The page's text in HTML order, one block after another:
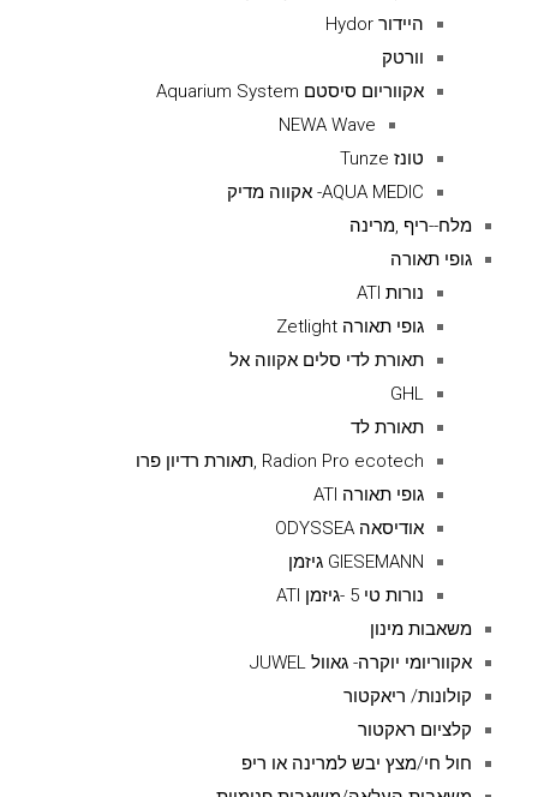
היידור Hydor
וורטק
אקווריום סיסטם Aquarium System
NEWA Wave
טונז Tunze
AQUA MEDIC- אקווה מדיק
מלח--ריף ,מרינה
גופי תאורה
נורות ATI
גופי תאורה Zetlight
תאורת לדי סלים אקווה אל
GHL
תאורת לד
Radion Pro ecotech ,תאורת רדיון פרו
גופי תאורה ATI
אודיסאה ODYSSEA
GIESEMANN גיזמן
נורות טי 5 -גיזמן ATI
משאבות מינון
אקווריומי יוקרה- גאוול JUWEL
קולונות/ ריאקטור
קלציום ראקטור
חול חי/מצץ יבש למרינה או ריפ